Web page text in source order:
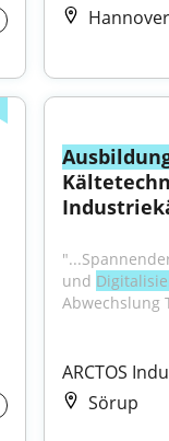
Hannover
und
Abwechslung
ARCTOS
Sörup